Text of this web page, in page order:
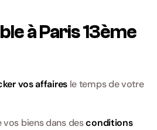
à Paris 13ème
vos affairesle temps de votre
vos biens dans desconditions